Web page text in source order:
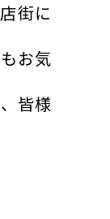
街に
お気
皆様